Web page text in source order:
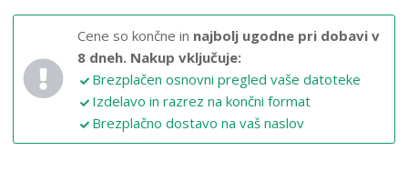
Cene so končne in najbolj ugodne pri dobavi v
8 dneh. Nakup vključuje:
Brezplačen osnovni pregled vaše datoteke
Izdelavo in razrez na končni format
Brezplačno dostavo na vaš naslov